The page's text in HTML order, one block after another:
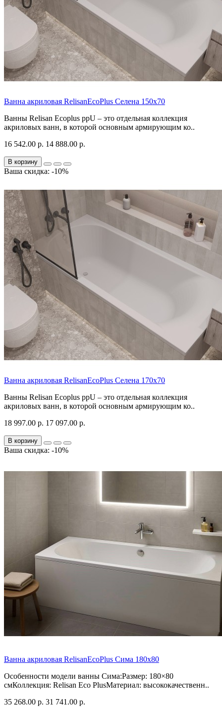
Ванна акриловая RelisanEcoPlus Селена 150х70
Ванны Relisan Ecoplus ppU – это отдельная коллекция
акриловых ванн, в которой основным армирующим ко..
16 542.00 р. 14 888.00 р.
В корзину
Ваша скидка: -10%
Ванна акриловая RelisanEcoPlus Селена 170х70
Ванны Relisan Ecoplus ppU – это отдельная коллекция
акриловых ванн, в которой основным армирующим ко..
18 997.00 р. 17 097.00 р.
В корзину
Ваша скидка: -10%
Ванна акриловая RelisanEcoPlus Сима 180х80
Особенности модели ванны Сима:Размер: 180×80
смКоллекция: Relisan Eco PlusМатериал: высококачественн..
35 268.00 р. 31 741.00 р.